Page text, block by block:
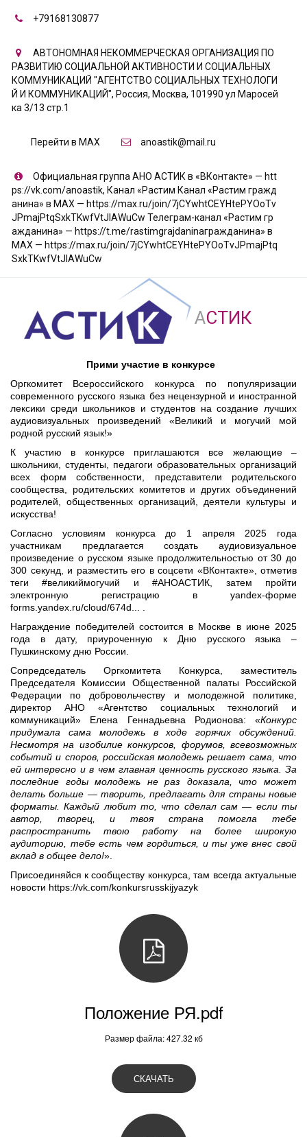
+79168130877
АВТОНОМНАЯ НЕКОММЕРЧЕСКАЯ ОРГАНИЗАЦИЯ ПО
РАЗВИТИЮ СОЦИАЛЬНОЙ АКТИВНОСТИ И СОЦИАЛЬНЫХ
КОММУНИКАЦИЙ "АГЕНТСТВО СОЦИАЛЬНЫХ ТЕХНОЛОГИ
Й И КОММУНИКАЦИЙ", Россия, Москва, 101990 ул Маросей
ка 3/13 стр.1
Перейти в MAX anoastik@mail.ru
Официальная группа АНО АСТИК в «ВКонтакте» — htt
ps://vk.com/anoastik, Канал «Растим Канал «Растим гражд
анина» в МАХ — https://max.ru/join/7jCYwhtCEYHtePYOoTv
JPmajPtqSxkTKwfVtJIAWuCw Телеграм-канал «Растим гр
ажданина» — https://t.me/rastimgrajdaninaгражданина» в
МАХ — https://max.ru/join/7jCYwhtCEYHtePYOoTvJPmajPtq
SxkTKwfVtJIAWuCw
АСТИК
Прими участие в конкурсе
Оргкомитет Всероссийского конкурса по популяризации
современного русского языка без нецензурной и иностранной
лексики среди школьников и студентов на создание лучших
аудиовизуальных произведений «Великий и могучий мой
родной русский язык!»
К участию в конкурсе приглашаются все желающие –
школьники, студенты, педагоги образовательных организаций
всех форм собственности, представители родительского
сообщества, родительских комитетов и других объединений
родителей, общественных организаций, деятели культуры и
искусства!
Согласно условиям конкурса до 1 апреля 2025 года
участникам предлагается создать аудиовизуальное
произведение о русском языке продолжительностью от 30 до
300 секунд, и разместить его в соцсети «ВКонтакте», отметив
теги #великиймогучий и #АНОАСТИК, затем пройти
электронную регистрацию в yandex-форме
forms.yandex.ru/cloud/674d... .
Награждение победителей состоится в Москве в июне 2025
года в дату, приуроченную к Дню русского языка –
Пушкинскому дню России.
Сопредседатель Оргкомитета Конкурса, заместитель
Председателя Комиссии Общественной палаты Российской
Федерации по добровольчеству и молодежной политике,
директор АНО «Агентство социальных технологий и
коммуникаций» Елена Геннадьевна Родионова: «Конкурс
придумала сама молодежь в ходе горячих обсуждений.
Несмотря на изобилие конкурсов, форумов, всевозможных
событий и споров, российская молодежь решает сама, что
ей интересно и в чем главная ценность русского языка. За
последние годы молодежь не раз доказала, что может
делать больше — творить, предлагать для страны новые
форматы. Каждый любит то, что сделал сам — если ты
автор, творец, и твоя страна помогла тебе
распространить твою работу на более широкую
аудиторию, тебе есть чем гордиться, и ты уже внес свой
вклад в общее дело!».
Присоединяйся к сообществу конкурса, там всегда актуальные
новости https://vk.com/konkursrusskijyazyk
Положение РЯ.pdf
Размер файла: 427.32 кб
СКАЧАТЬ